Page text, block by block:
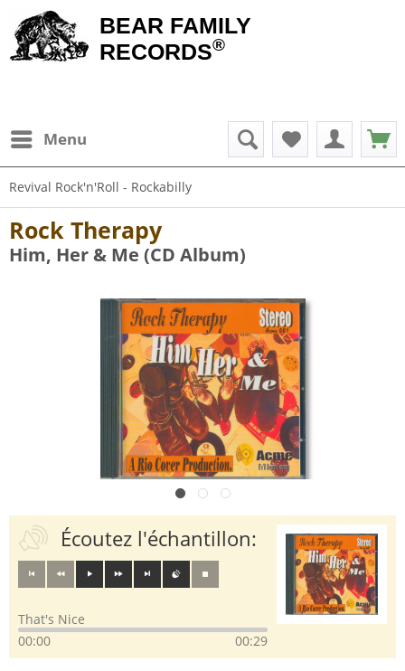
BEAR FAMILY
RECORDS®
Menu
Revival Rock'n'Roll - Rockabilly
Rock Therapy
Him, Her & Me (CD Album)
Écoutez l'échantillon:
That's Nice
00:00
00:29